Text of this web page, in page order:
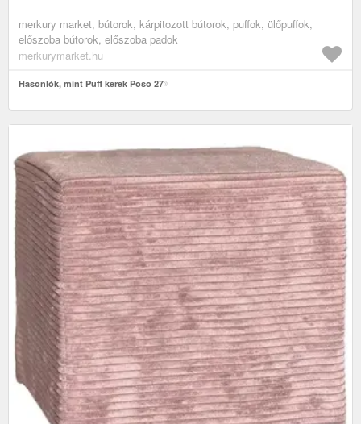
merkury market, bútorok, kárpitozott bútorok, puffok, ülőpuffok,
előszoba bútorok, előszoba padok
merkurymarket.hu
Hasonlók, mint Puff kerek Poso 27